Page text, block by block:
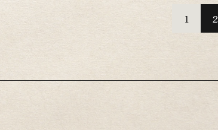
応させて頂きますのでまずはお問い合わせ下さい！
整備やカスタム依頼をご検討の方は遠慮なくお申し
ご覧ください！↓↓↓↓↓↓↓↓↓↓↓↓グーバイ
1 2